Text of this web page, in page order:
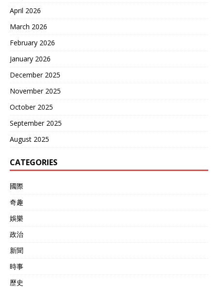
April 2026
March 2026
February 2026
January 2026
December 2025
November 2025
October 2025
September 2025
August 2025
CATEGORIES
國際
奇趣
娛樂
政治
新聞
時事
歷史